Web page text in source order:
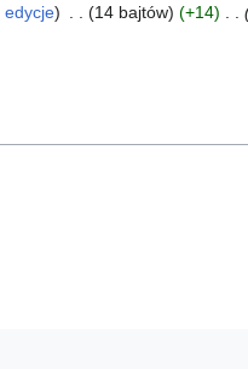
edycje 14 bajtów +14